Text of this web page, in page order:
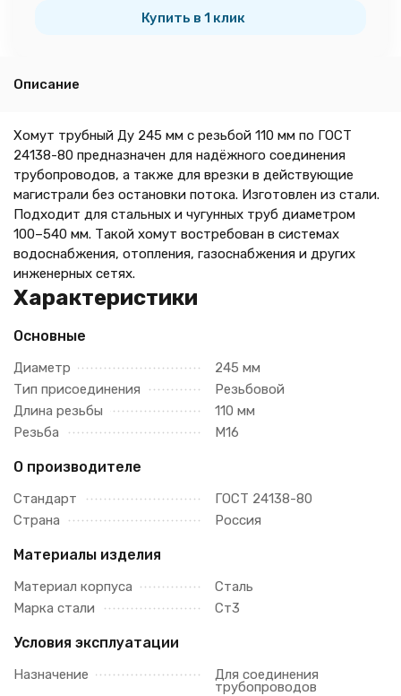
Купить в 1 клик
Описание
Хомут трубный Ду 245 мм с резьбой 110 мм по ГОСТ
24138-80 предназначен для надёжного соединения
трубопроводов, а также для врезки в действующие
магистрали без остановки потока. Изготовлен из стали.
Подходит для стальных и чугунных труб диаметром
100–540 мм. Такой хомут востребован в системах
водоснабжения, отопления, газоснабжения и других
инженерных сетях.
Характеристики
Основные
Диаметр
245 мм
Тип присоединения
Резьбовой
Длина резьбы
110 мм
Резьба
М16
О производителе
Стандарт
ГОСТ 24138-80
Страна
Россия
Материалы изделия
Материал корпуса
Сталь
Марка стали
Ст3
Условия эксплуатации
Назначение Для соединения
трубопроводов